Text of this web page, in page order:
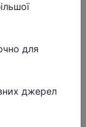
для
джерел